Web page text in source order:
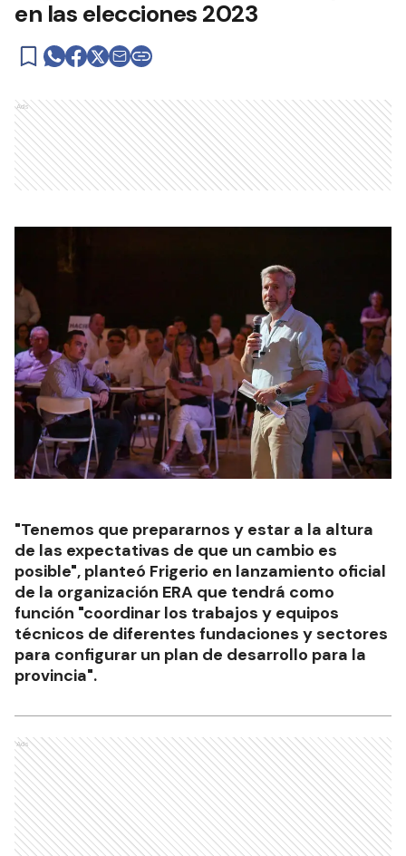
en las elecciones 2023
Ads
"Tenemos que prepararnos y estar a la altura
de las expectativas de que un cambio es
posible", planteó Frigerio en lanzamiento oficial
de la organización ERA que tendrá como
función "coordinar los trabajos y equipos
técnicos de diferentes fundaciones y sectores
para configurar un plan de desarrollo para la
provincia".
Ads